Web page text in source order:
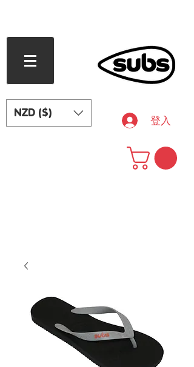
NZD ($)
登入